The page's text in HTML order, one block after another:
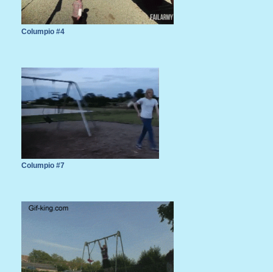
Columpio #4
Columpio #7